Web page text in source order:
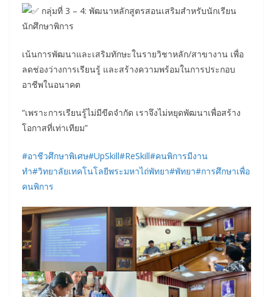
กลุ่มที่ 3 – 4: พัฒนาหลักสูตรสอนเสริมสำหรับนักเรียน
นักศึกษาพิการ
เน้นการพัฒนาและเสริมทักษะในรายวิชาหลัก/สาขางาน เพื่อ
ลดช่องว่างการเรียนรู้ และสร้างความพร้อมในการประกอบ
อาชีพในอนาคต
“เพราะการเรียนรู้ไม่มีขีดจำกัด เราจึงไม่หยุดพัฒนาเพื่อสร้าง
โอกาสที่เท่าเทียม”
#อาชีวศึกษาพิเศษ#UpSkill#ReSkill#คนพิการมีงาน
ทำ#วิทยาลัยเทคโนโลยีพระมหาไถ่พัทยา#พัทยา#การศึกษาเพื่อ
คนพิการ